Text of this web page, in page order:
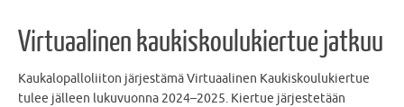
Virtuaalinen kaukiskoulukiertue jatkuu
Kaukalopalloliiton järjestämä Virtuaalinen Kaukiskoulukiertue
tulee jälleen lukuvuonna 2024–2025. Kiertue järjestetään